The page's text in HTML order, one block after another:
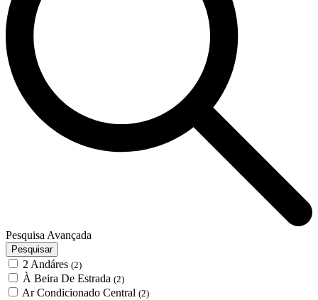
Pesquisa Avançada
Pesquisar
2 Andáres (2)
À Beira De Estrada (2)
Ar Condicionado Central (2)